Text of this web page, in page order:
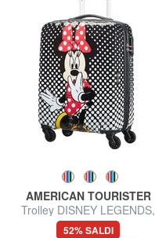
AMERICAN TOURISTER
Trolley DISNEY LEGENDS,
bagaglio a mano
52% SALDI